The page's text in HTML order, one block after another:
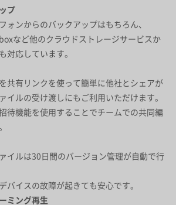
プ
ォンからのバックアップはもちろん、
など他のクラウドストレージサービスか
対応しています。
共有リンクを使って簡単に他社とシェアが
イルの受け渡しにもご利用いただけます。
待機能を使用することでチームでの共同編
イルは30日間のバージョン管理が自動で行
バイスの故障が起きても安心です。
ミング再生